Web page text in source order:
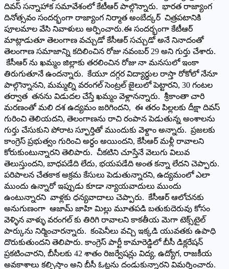
దివస్ సన్నాహాక సమావేశంలో కేటీఆర్‌ పాల్గొన్నారు. భారత రాజ్యాంగ
దినోత్సవం సందర్భంగా రాజ్యాంగ నిర్మాత అంబేద్కర్ చిత్రపటానికి
పూలమాల వేసి నివాళులు అర్పించారు.ఈ సందర్భంగా కేటీఆర్
మాట్లాడుతూ తెలంగాణ వచ్చుడో కేసీఆర్ సచ్చుడో అనే నినాదంతో
తెలంగాణ సమాజాన్ని కదిలించిన రోజు నవంబర్ 29 అని గుర్తు చేశారు.
కేసీఆర్ ను ఖమ్మం జిల్లాకు తరలించిన రోజు నా మనసులో ఇంకా
తిరుగుతూనే ఉందన్నారు. కేయూ దగ్గర విద్యార్థుల రాస్తా రోకోలో నేనూ
పాల్గొన్నానని, మమ్మల్ని వరంగల్ సెంట్రల్ జైలులో పెట్టారని, 30 గంటల
తర్వాత త‌న‌ను విడుదల చేస్తే ఖమ్మం వెళ్లానన్నారు. శ్రీకాంతా చారి
మరణంతో మలి దశ ఉద్యమం జరిగిందని, ఈ తరం పిల్లలకు దీక్షా దివస్
గురించి తెలియదని, తెలంగాణను రాచి రంపాన పెడుతున్న అంశాలను
గుర్తు చేసుకుని పోరాట స్ఫూర్తితో ముందుకు వెళ్దాం అన్నారు. ప్రజలకు
కాంగ్రెస్ ప్రభుత్వం గురించి అర్ధం అయిందని, కేసీఆర్ మళ్లీ రావాలని
కోరుకుంటున్నారని తెలిపారు. చీకటిని చూస్తేనే వెలుగు విలువ
తెలుస్తుందని, బాధపడేది లేదు, భయపడేది అంత కన్నా లేదని చెప్పారు.
పరిపాలన చేతకాక అక్రమ కేసులు పెడుతున్నారని, ఉద్యమంలో ఎలా
ముందు ఉన్నారో ఇప్పుడు కూడా న్యాయవాదులు ముందు
ఉంటున్నారని వాళ్లకు ధన్యవాదాలు చెప్పారు. కేసీఆర్ ఆలోచనకు
అనుగుణంగా ఆజామ్ జాహి మిల్లు మూతపడి బతుకుదెరువు కోసం
వెళ్ళిన వాళ్ళు వరంగల్ కు తిరిగి రావాలని కాకతీయ మెగా టెక్స్‌టైల్
పార్కును నిర్మించారన్నారు. కంపెనీలు వచ్చి ఇక్కడి యువతకు ఉపాధి
దొరుకుతుందని తెలిపారు. కాంగ్రెస్ పార్టీ కామారెడ్డిలో బీసీ డిక్లరేషన్
ప్రకటించారని, బీసీలకు 42 శాతం రిజర్వేషన్లు విద్య, ఉద్యోగ, రాజకీయ
అవకాశాలు కల్పిస్తాం అని బీసీ ఓట్లను దండుకున్నారని విమర్శించారు.